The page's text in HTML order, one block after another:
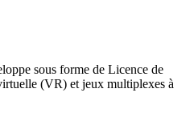
sous forme de Licence de
(VR) et jeux multiplexes à